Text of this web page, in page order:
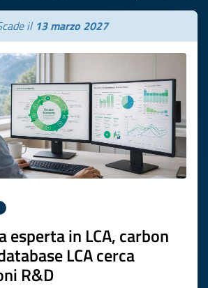
il 13 marzo 2027
esperta in LCA, carbon
LCA cerca
R&D